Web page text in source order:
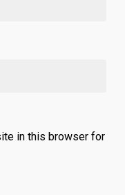
in this browser for